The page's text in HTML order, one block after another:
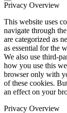
Privacy Overview
This website uses
navigate through
are categorized as
as essential for the
We also use third-
how you use this
browser only with
of these cookies.
an effect on your
Privacy Overview